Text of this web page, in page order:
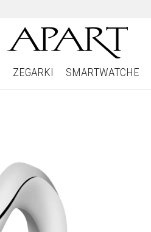
ZEGARKI SMARTWATCHE